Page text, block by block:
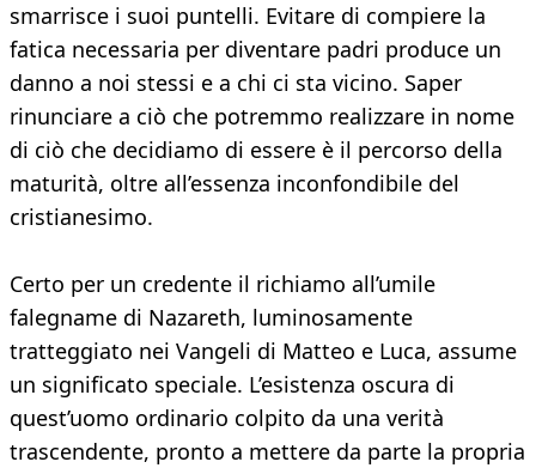
smarrisce i suoi puntelli. Evitare di compiere la
fatica necessaria per diventare padri produce un
danno a noi stessi e a chi ci sta vicino. Saper
rinunciare a ciò che potremmo realizzare in nome
di ciò che decidiamo di essere è il percorso della
maturità, oltre all’essenza inconfondibile del
cristianesimo.
Certo per un credente il richiamo all’umile
falegname di Nazareth, luminosamente
tratteggiato nei Vangeli di Matteo e Luca, assume
un significato speciale. L’esistenza oscura di
quest’uomo ordinario colpito da una verità
trascendente, pronto a mettere da parte la propria